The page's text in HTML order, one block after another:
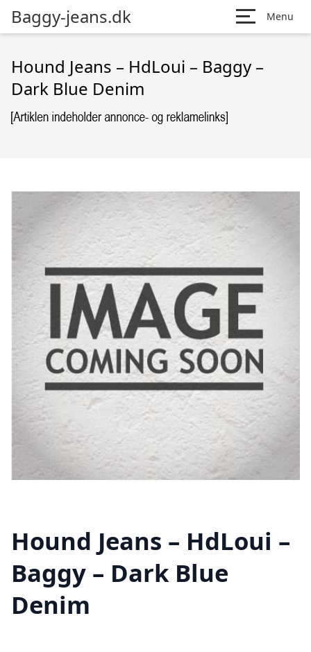
Baggy-jeans.dk Menu
Hound Jeans – HdLoui – Baggy –
Dark Blue Denim
Hound Jeans – HdLoui –
Baggy – Dark Blue
Denim